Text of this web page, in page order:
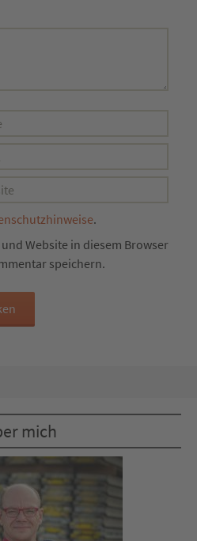
.
Website in diesem Browser
speichern.
mich